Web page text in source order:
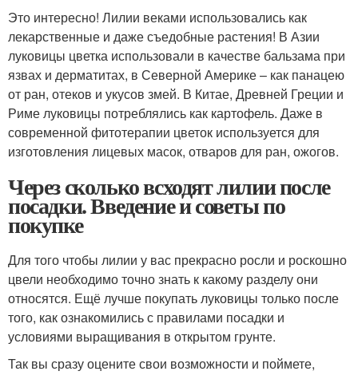
Это интересно! Лилии веками использовались как
лекарственные и даже съедобные растения! В Азии
луковицы цветка использовали в качестве бальзама при
язвах и дерматитах, в Северной Америке – как панацею
от ран, отеков и укусов змей. В Китае, Древней Греции и
Риме луковицы потреблялись как картофель. Даже в
современной фитотерапии цветок используется для
изготовления лицевых масок, отваров для ран, ожогов.
Через сколько всходят лилии после
посадки. Введение и советы по
покупке
Для того чтобы лилии у вас прекрасно росли и роскошно
цвели необходимо точно знать к какому разделу они
относятся. Ещё лучше покупать луковицы только после
того, как ознакомились с правилами посадки и
условиями выращивания в открытом грунте.
Так вы сразу оцените свои возможности и поймете,